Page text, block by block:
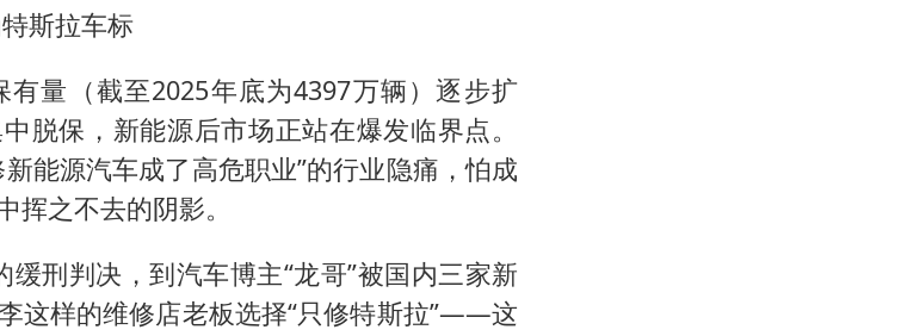
斯拉车标
量（截至2025年底为4397万辆）逐步扩
脱保，新能源后市场正站在爆发临界点。
能源汽车成了高危职业”的行业隐痛，怕成
挥之不去的阴影。
缓刑判决，到汽车博主“龙哥”被国内三家新
这样的维修店老板选择“只修特斯拉”——这